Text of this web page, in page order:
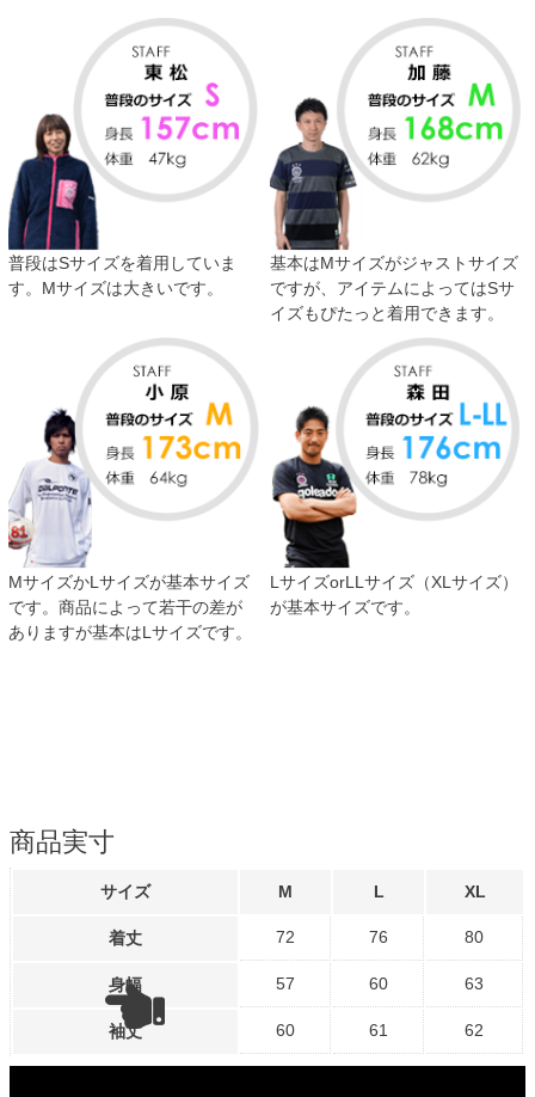
普段はSサイズを着用していま
す。Mサイズは大きいです。
基本はMサイズがジャストサイズ
ですが、アイテムによってはSサ
イズもぴたっと着用できます。
MサイズかLサイズが基本サイズ
です。商品によって若干の差が
ありますが基本はLサイズです。
LサイズorLLサイズ（XLサイズ）
が基本サイズです。
商品実寸
サイズ M L XL
着丈 72 76 80
身幅 57 60 63
袖丈 60 61 62